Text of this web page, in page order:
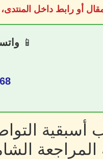
أو رابط داخل
📱